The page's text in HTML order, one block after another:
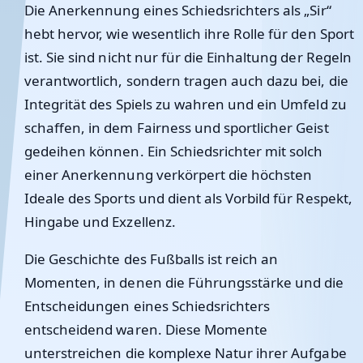
Die Anerkennung eines Schiedsrichters als „Sir“
hebt hervor, wie wesentlich ihre Rolle für den Sport
ist. Sie sind nicht nur für die Einhaltung der Regeln
verantwortlich, sondern tragen auch dazu bei, die
Integrität des Spiels zu wahren und ein Umfeld zu
schaffen, in dem Fairness und sportlicher Geist
gedeihen können. Ein Schiedsrichter mit solch
einer Anerkennung verkörpert die höchsten
Ideale des Sports und dient als Vorbild für Respekt,
Hingabe und Exzellenz.
Die Geschichte des Fußballs ist reich an
Momenten, in denen die Führungsstärke und die
Entscheidungen eines Schiedsrichters
entscheidend waren. Diese Momente
unterstreichen die komplexe Natur ihrer Aufgabe